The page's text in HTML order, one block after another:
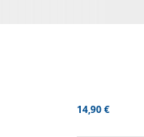
14,90€